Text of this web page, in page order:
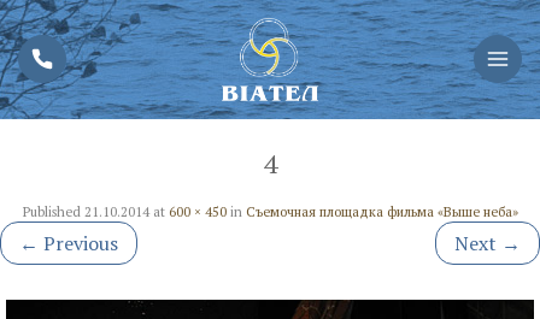
4
Published 21.10.2014at 600 × 450in Съемочная площадка фильма «Выше неба»
← Previous Next →